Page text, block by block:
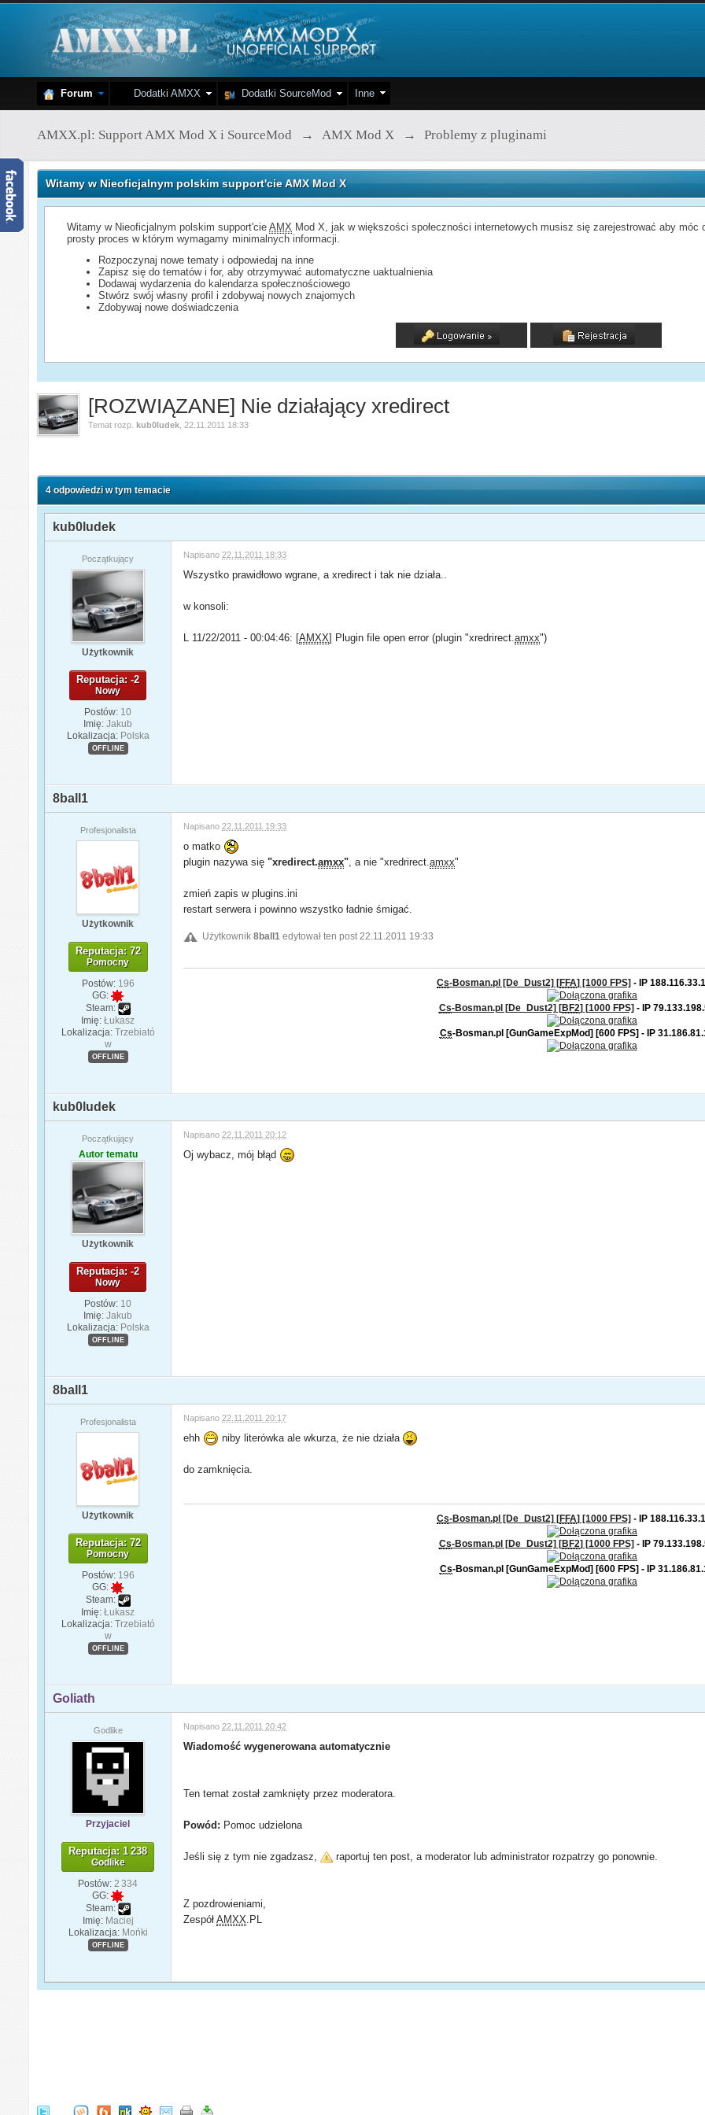
Forum Dodatki AMXX Dodatki SourceMod Inne
AMXX.pl: Support AMX Mod X i SourceMod → AMX Mod X → Problemy z pluginami
Witamy w Nieoficjalnym polskim support'cie AMX Mod X
Witamy w Nieoficjalnym polskim support'cieAMX Mod X, jak w większości społeczności internetowych musisz się zarejestrować aby
prosty proces w którym wymagamy minimalnych informacji.
Rozpoczynaj nowe tematy i odpowiedaj na inne
Zapisz się do tematów i for, aby otrzymywać automatyczne uaktualnienia
Dodawaj wydarzenia do kalendarza społecznościowego
Stwórz swój własny profil i zdobywaj nowych znajomych
Zdobywaj nowe doświadczenia
[ROZWIĄZANE] Nie działający xredirect
Temat rozp. kub0ludek 22.11.2011 18:33
4 odpowiedzi w tym temacie
kub0ludek
Początkujący
Użytkownik
Reputacja: -2
Nowy
Postów: 10
Imię: Jakub
Lokalizacja: Polska
OFFLINE
Napisano 22.11.2011 18:33
Wszystko prawidłowo wgrane, a xredirect i tak nie działa..
w konsoli:
L 11/22/2011 - 00:04:46: [AMXX] Plugin file open error (plugin "xredrirect.amxx")
8ball1
Profesjonalista
Użytkownik
Reputacja: 72
Pomocny
Postów: 196
GG:
Steam:
Imię: Łukasz
Lokalizacja: Trzebiató
w
OFFLINE
Napisano 22.11.2011 19:33
o matko
plugin nazywa się"xredirect.amxx", a nie "xredrirect.amxx"
zmień zapis w plugins.ini
restart serwera i powinno wszystko ładnie śmigać.
Użytkownik8ball1 edytował ten post 22.11.2011 19:33
Cs-Bosman.pl [De_Dust2] [FFA] [1000 FPS] - IP
Cs-Bosman.pl [De_Dust2] [BF2] [1000 FPS]- IP
Cs-Bosman.pl [GunGameExpMod] [600 FPS] - IP
kub0ludek
Początkujący
Autor tematu
Użytkownik
Reputacja: -2
Nowy
Postów: 10
Imię: Jakub
Lokalizacja: Polska
OFFLINE
Napisano 22.11.2011 20:12
Oj wybacz, mój błąd
8ball1
Profesjonalista
Użytkownik
Reputacja: 72
Pomocny
Postów: 196
GG:
Steam:
Imię: Łukasz
Lokalizacja: Trzebiató
w
OFFLINE
Napisano 22.11.2011 20:17
ehh niby literówka ale wkurza, że nie działa
do zamknięcia.
Cs-Bosman.pl [De_Dust2] [FFA] [1000 FPS] - IP
Cs-Bosman.pl [De_Dust2] [BF2] [1000 FPS]- IP
Cs-Bosman.pl [GunGameExpMod] [600 FPS] - IP
Goliath
Godlike
Przyjaciel
Reputacja: 1 238
Godlike
Postów: 2 334
GG:
Steam:
Imię: Maciej
Lokalizacja: Mońki
OFFLINE
Napisano 22.11.2011 20:42
Wiadomość wygenerowana automatycznie
Ten temat został zamknięty przez moderatora.
Powód: Pomoc udzielona
Jeśli się z tym nie zgadzasz, raportuj ten post, a moderator lub administrator rozpatrzy go ponownie.
Z pozdrowieniami,
ZespółAMXX .PL